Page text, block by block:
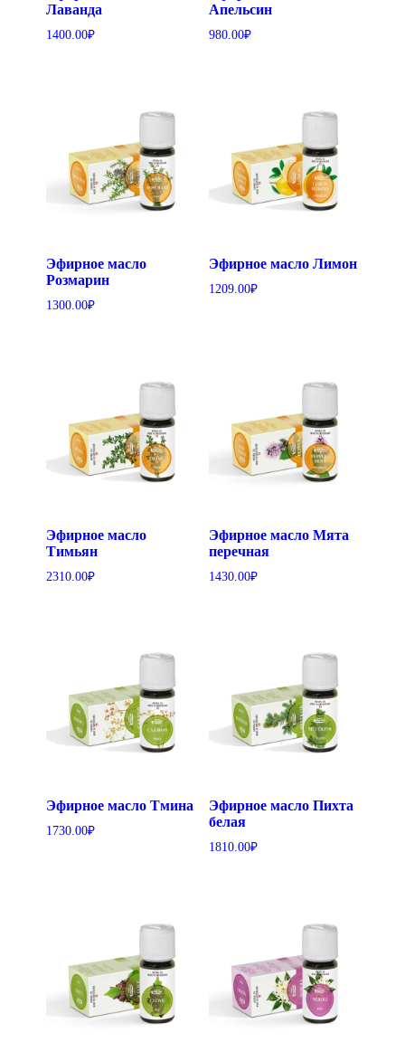
Лаванда
1400.00₽
Апельсин
980.00₽
Эфирное масло
Розмарин
1300.00₽
Эфирное масло Лимон
1209.00₽
Эфирное масло
Тимьян
2310.00₽
Эфирное масло Мята
перечная
1430.00₽
Эфирное масло Тмина
1730.00₽
Эфирное масло Пихта
белая
1810.00₽